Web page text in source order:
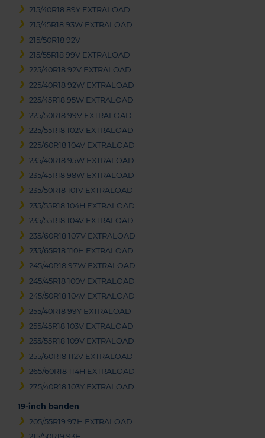
215/40R18 89Y EXTRALOAD
215/45R18 93W EXTRALOAD
215/50R18 92V
215/55R18 99V EXTRALOAD
225/40R18 92V EXTRALOAD
225/40R18 92W EXTRALOAD
225/45R18 95W EXTRALOAD
225/50R18 99V EXTRALOAD
225/55R18 102V EXTRALOAD
225/60R18 104V EXTRALOAD
235/40R18 95W EXTRALOAD
235/45R18 98W EXTRALOAD
235/50R18 101V EXTRALOAD
235/55R18 104H EXTRALOAD
235/55R18 104V EXTRALOAD
235/60R18 107V EXTRALOAD
235/65R18 110H EXTRALOAD
245/40R18 97W EXTRALOAD
245/45R18 100V EXTRALOAD
245/50R18 104V EXTRALOAD
255/40R18 99Y EXTRALOAD
255/45R18 103V EXTRALOAD
255/55R18 109V EXTRALOAD
255/60R18 112V EXTRALOAD
265/60R18 114H EXTRALOAD
275/40R18 103Y EXTRALOAD
19-inch banden
205/55R19 97H EXTRALOAD